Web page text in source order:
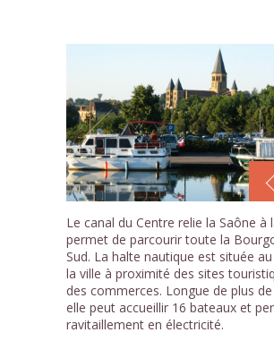
Le canal du Centre relie la Saône à
permet de parcourir toute la
Sud. La halte nautique est située
la ville à proximité des sites
des commerces. Longue de plus
elle peut accueillir 16 bateaux et
ravitaillement en électricité.